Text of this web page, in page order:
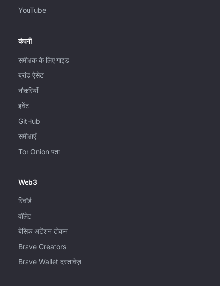
YouTube
कंपनी
समीक्षक के लिए गाइड
ब्रांड ऐसेट
नौकरियाँ
इवेंट
GitHub
समीक्षाएँ
Tor Onion पता
Web3
रिवॉर्ड
वॉलेट
बेसिक अटेंशन टोकन
Brave Creators
Brave Wallet दस्तावेज़